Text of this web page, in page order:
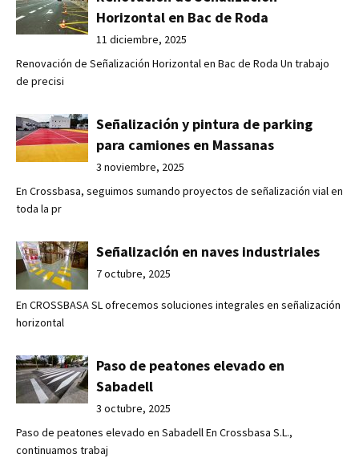
Horizontal en Bac de Roda
11 diciembre, 2025
Renovación de Señalización Horizontal en Bac de Roda Un trabajo
de precisi
Señalización y pintura de parking
para camiones en Massanas
3 noviembre, 2025
En Crossbasa, seguimos sumando proyectos de señalización vial en
toda la pr
Señalización en naves industriales
7 octubre, 2025
En CROSSBASA SL ofrecemos soluciones integrales en señalización
horizontal
Paso de peatones elevado en
Sabadell
3 octubre, 2025
Paso de peatones elevado en Sabadell En Crossbasa S.L.,
continuamos trabaj